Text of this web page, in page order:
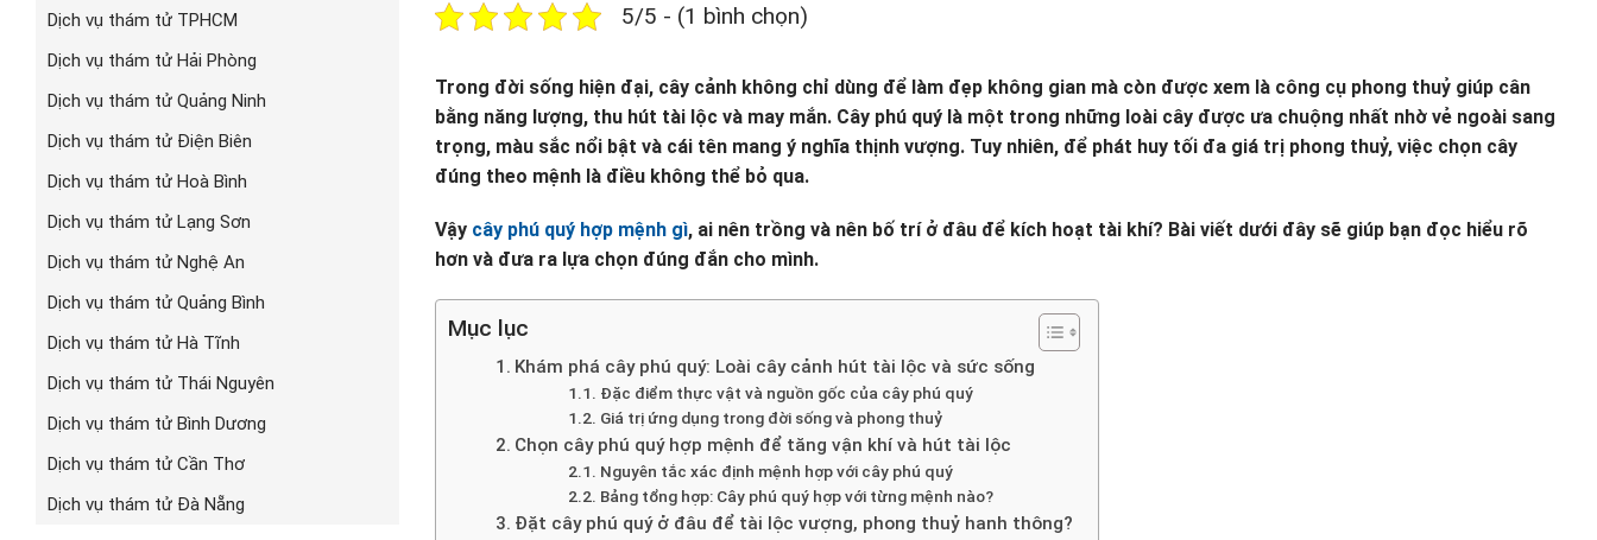
Dịch vụ thám tử TPHCM
Dịch vụ thám tử Hải Phòng
Dịch vụ thám tử Quảng Ninh
Dịch vụ thám tử Điện Biên
Dịch vụ thám tử Hoà Bình
Dịch vụ thám tử Lạng Sơn
Dịch vụ thám tử Nghệ An
Dịch vụ thám tử Quảng Bình
Dịch vụ thám tử Hà Tĩnh
Dịch vụ thám tử Thái Nguyên
Dịch vụ thám tử Bình Dương
Dịch vụ thám tử Cần Thơ
Dịch vụ thám tử Đà Nẵng
5/5 - (1 bình chọn)
Trong đời sống hiện đại, cây cảnh không chỉ dùng để làm đẹp không gian mà còn được xem là công cụ phong thuỷ giúp cân
bằng năng lượng, thu hút tài lộc và may mắn. Cây phú quý là một trong những loài cây được ưa chuộng nhất nhờ vẻ ngoài sang
trọng, màu sắc nổi bật và cái tên mang ý nghĩa thịnh vượng. Tuy nhiên, để phát huy tối đa giá trị phong thuỷ, việc chọn cây
đúng theo mệnh là điều không thể bỏ qua.
Vậy cây phú quý hợp mệnh gì, ai nên trồng và nên bố trí ở đâu để kích hoạt tài khí? Bài viết dưới đây sẽ giúp bạn đọc hiểu rõ
hơn và đưa ra lựa chọn đúng đắn cho mình.
Mục lục
Khám phá cây phú quý: Loài cây cảnh hút tài lộc và sức sống
Đặc điểm thực vật và nguồn gốc của cây phú quý
Giá trị ứng dụng trong đời sống và phong thuỷ
Chọn cây phú quý hợp mệnh để tăng vận khí và hút tài lộc
Nguyên tắc xác định mệnh hợp với cây phú quý
Bảng tổng hợp: Cây phú quý hợp với từng mệnh nào?
Đặt cây phú quý ở đâu để tài lộc vượng, phong thuỷ hanh thông?